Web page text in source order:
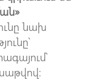
նախ